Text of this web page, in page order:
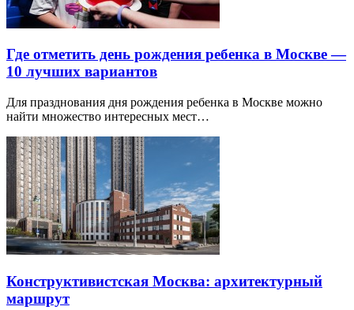
Где отметить день рождения ребенка в Москве —
10 лучших вариантов
Для празднования дня рождения ребенка в Москве можно
найти множество интересных мест…
Конструктивистская Москва: архитектурный
маршрут